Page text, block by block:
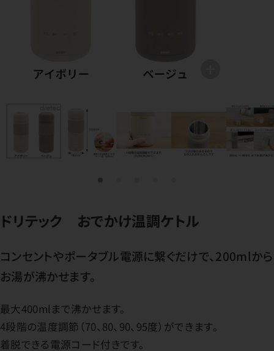
ドリテック おでかけ温調ケトル
コンセントやポータブル電源に繋ぐだけで、200mlから
お湯が沸かせます。
最大400mlまで沸かせます。
4段階の温度調節（70、80、90、95度）ができます。
着脱できる電源コード付きです。